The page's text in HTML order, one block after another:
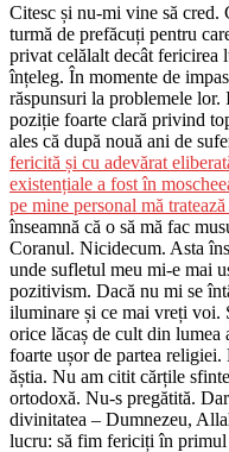
Citesc și nu-mi vine să cred.
turmă de prefăcuți pentru
privat celălalt decât fericirea
înțeleg. În momente de
răspunsuri la problemele
poziție foarte clară privind
ales că după nouă ani de
fericită și cu adevărat
existențiale a fost în
pe mine personal mă
înseamnă că o să mă fac
Coranul. Nicidecum. Asta
unde sufletul meu mi-e mai
pozitivism. Dacă nu mi se
iluminare și ce mai vreți voi.
orice lăcaș de cult din lumea
foarte ușor de partea religiei.
ăștia. Nu am citit cărțile
ortodoxă. Nu-s pregătită.
divinitatea – Dumnezeu,
lucru: să fim fericiți în